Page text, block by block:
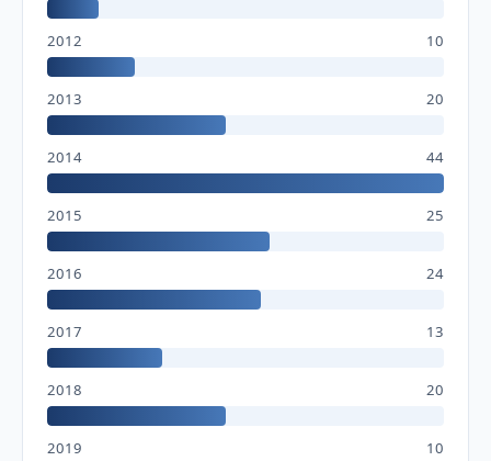
2012 10
2013 20
2014 44
2015 25
2016 24
2017 13
2018 20
2019 10